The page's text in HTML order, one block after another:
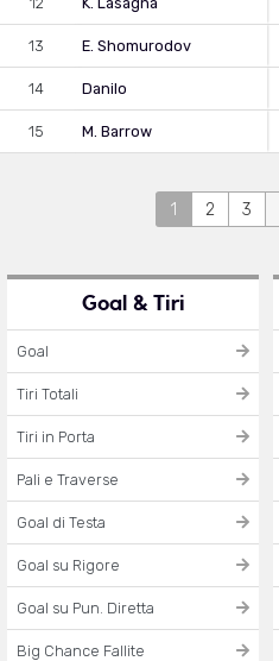
13 E. Shomurodov
14 Danilo
15 M. Barrow
1 2 3
Goal & Tiri
Goal
Tiri Totali
Tiri in Porta
Pali e Traverse
Goal di Testa
Goal su Rigore
Goal su Pun. Diretta
Big Chance Fallite